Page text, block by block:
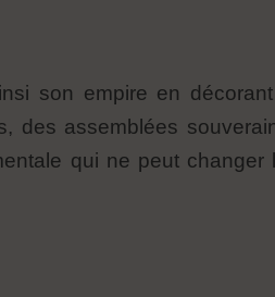
son empire en
des assemblées
qui ne peut changer